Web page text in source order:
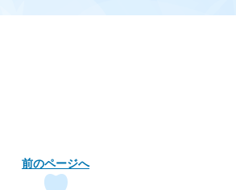
前のページへ